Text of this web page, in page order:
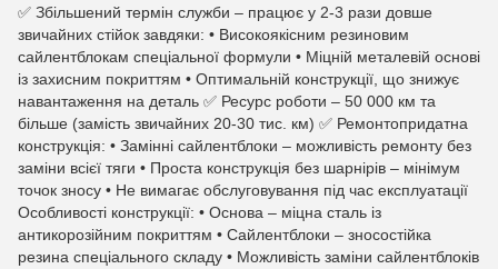
✅ Збільшений термін служби – працює у 2-3 рази довше
звичайних стійок завдяки: • Високоякісним резиновим
сайлентблокам спеціальної формули • Міцній металевій основі
із захисним покриттям • Оптимальній конструкції, що знижує
навантаження на деталь ✅ Ресурс роботи – 50 000 км та
більше (замість звичайних 20-30 тис. км) ✅ Ремонтопридатна
конструкція: • Замінні сайлентблоки – можливість ремонту без
заміни всієї тяги • Проста конструкція без шарнірів – мінімум
точок зносу • Не вимагає обслуговування під час експлуатації
Особливості конструкції: • Основа – міцна сталь із
антикорозійним покриттям • Сайлентблоки – зносостійка
резина спеціального складу • Можливість заміни сайлентблоків